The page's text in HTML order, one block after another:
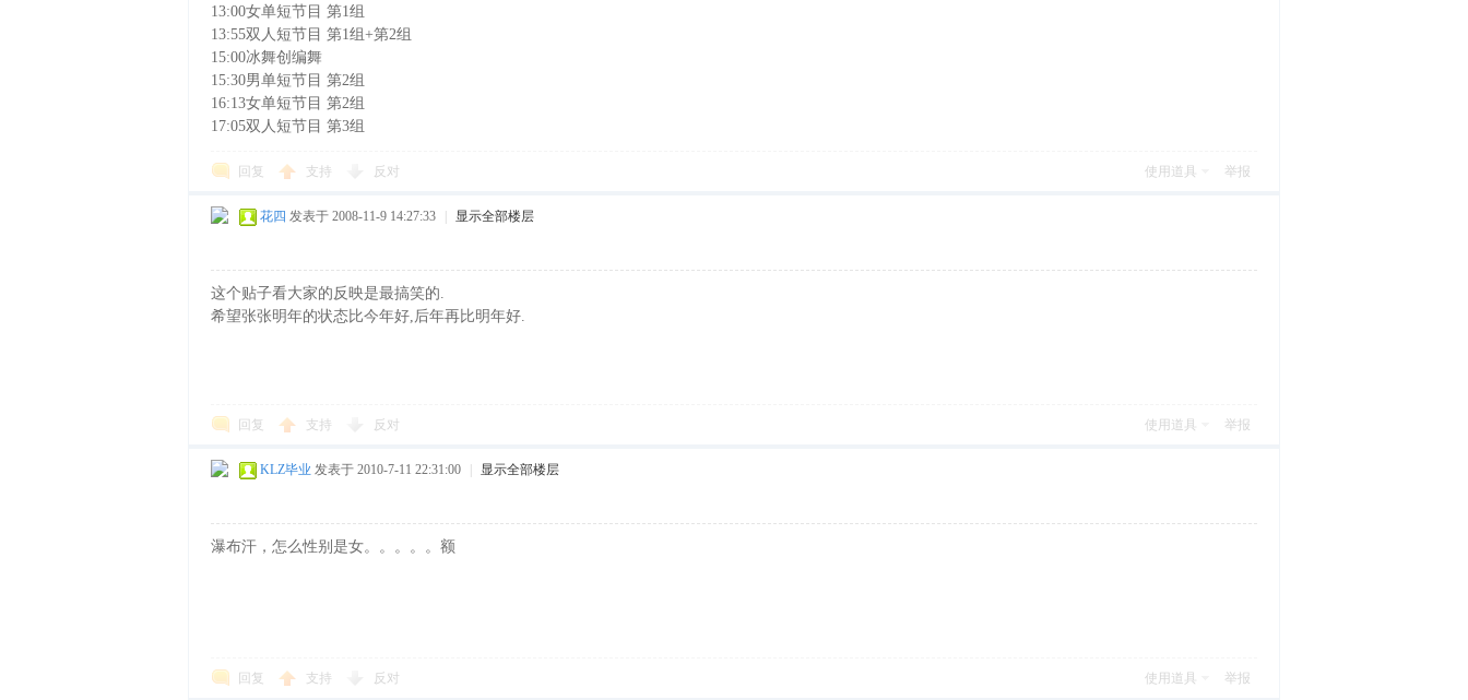
13:00女单短节目 第1组
13:55双人短节目 第1组+第2组
15:00冰舞创编舞
15:30男单短节目 第2组
16:13女单短节目 第2组
17:05双人短节目 第3组
回复 支持 反对 使用道具 举报
花四 发表于 2008-11-9 14:27:33 显示全部楼层
这个贴子看大家的反映是最搞笑的.
希望张张明年的状态比今年好,后年再比明年好.
回复 支持 反对 使用道具 举报
KLZ毕业 发表于 2010-7-11 22:31:00 显示全部楼层
瀑布汗，怎么性别是女。。。。。额
回复 支持 反对 使用道具 举报